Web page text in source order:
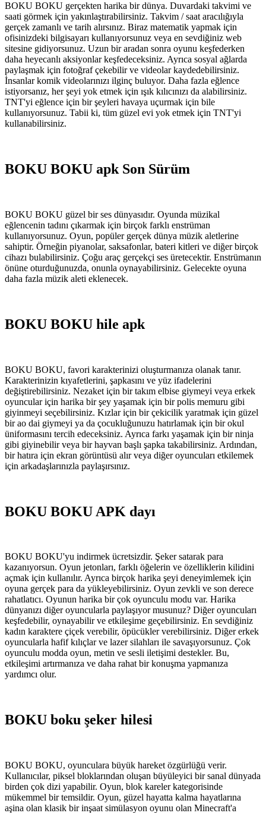
BOKU BOKU gerçekten harika bir dünya. Duvardaki takvimi ve
saati görmek için yakınlaştırabilirsiniz. Takvim / saat aracılığıyla
gerçek zamanlı ve tarih alırsınız. Biraz matematik yapmak için
ofisinizdeki bilgisayarı kullanıyorsunuz veya en sevdiğiniz web
sitesine gidiyorsunuz. Uzun bir aradan sonra oyunu keşfederken
daha heyecanlı aksiyonlar keşfedeceksiniz. Ayrıca sosyal ağlarda
paylaşmak için fotoğraf çekebilir ve videolar kaydedebilirsiniz.
İnsanlar komik videolarınızı ilginç buluyor. Daha fazla eğlence
istiyorsanız, her şeyi yok etmek için ışık kılıcınızı da alabilirsiniz.
TNT'yi eğlence için bir şeyleri havaya uçurmak için bile
kullanıyorsunuz. Tabii ki, tüm güzel evi yok etmek için TNT'yi
kullanabilirsiniz.
BOKU BOKU apk Son Sürüm
BOKU BOKU güzel bir ses dünyasıdır. Oyunda müzikal
eğlencenin tadını çıkarmak için birçok farklı enstrüman
kullanıyorsunuz. Oyun, popüler gerçek dünya müzik aletlerine
sahiptir. Örneğin piyanolar, saksafonlar, bateri kitleri ve diğer birçok
cihazı bulabilirsiniz. Çoğu araç gerçekçi ses üretecektir. Enstrümanın
önüne oturduğunuzda, onunla oynayabilirsiniz. Gelecekte oyuna
daha fazla müzik aleti eklenecek.
BOKU BOKU hile apk
BOKU BOKU, favori karakterinizi oluşturmanıza olanak tanır.
Karakterinizin kıyafetlerini, şapkasını ve yüz ifadelerini
değiştirebilirsiniz. Nezaket için bir takım elbise giymeyi veya erkek
oyuncular için harika bir şey yaşamak için bir polis memuru gibi
giyinmeyi seçebilirsiniz. Kızlar için bir çekicilik yaratmak için güzel
bir ao dai giymeyi ya da çocukluğunuzu hatırlamak için bir okul
üniformasını tercih edeceksiniz. Ayrıca farkı yaşamak için bir ninja
gibi giyinebilir veya bir hayvan başlı şapka takabilirsiniz. Ardından,
bir hatıra için ekran görüntüsü alır veya diğer oyuncuları etkilemek
için arkadaşlarınızla paylaşırsınız.
BOKU BOKU APK dayı
BOKU BOKU'yu indirmek ücretsizdir. Şeker satarak para
kazanıyorsun. Oyun jetonları, farklı öğelerin ve özelliklerin kilidini
açmak için kullanılır. Ayrıca birçok harika şeyi deneyimlemek için
oyuna gerçek para da yükleyebilirsiniz. Oyun zevkli ve son derece
rahatlatıcı. Oyunun harika bir çok oyunculu modu var. Harika
dünyanızı diğer oyuncularla paylaşıyor musunuz? Diğer oyuncuları
keşfedebilir, oynayabilir ve etkileşime geçebilirsiniz. En sevdiğiniz
kadın karaktere çiçek verebilir, öpücükler verebilirsiniz. Diğer erkek
oyuncularla hafif kılıçlar ve lazer silahları ile savaşıyorsunuz. Çok
oyunculu modda oyun, metin ve sesli iletişimi destekler. Bu,
etkileşimi artırmanıza ve daha rahat bir konuşma yapmanıza
yardımcı olur.
BOKU boku şeker hilesi
BOKU BOKU, oyunculara büyük hareket özgürlüğü verir.
Kullanıcılar, piksel bloklarından oluşan büyüleyici bir sanal dünyada
birden çok dizi yapabilir. Oyun, blok kareler kategorisinde
mükemmel bir temsildir. Oyun, güzel hayatta kalma hayatlarına
aşina olan klasik bir inşaat simülasyon oyunu olan Minecraft'a